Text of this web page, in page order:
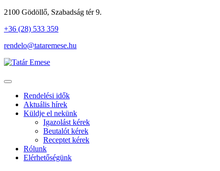
2100 Gödöllő, Szabadság tér 9.
+36 (28) 533 359
rendelo@tataremese.hu
Rendelési idők
Aktuális hírek
Küldje el nekünk
Igazolást kérek
Beutalót kérek
Receptet kérek
Rólunk
Elérhetőségünk